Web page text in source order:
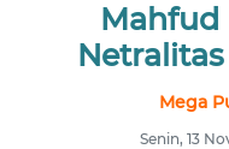
Mahfud
Mega
Senin, 13
NASIONAL